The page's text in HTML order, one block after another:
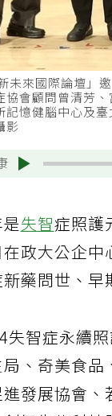
未來國際論壇」
協會顧問曾清芳
記憶健腦中心及
影
是失智症照護
政大公企
藥問世、早
失智症永續
、奇美食
發展協會